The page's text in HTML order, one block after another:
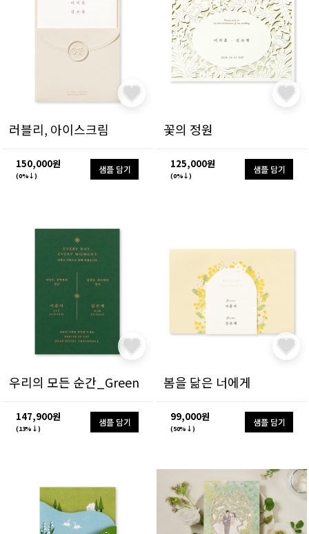
러블리, 아이스크림
150,000원
(0%↓)
샘플 담기
꽃의 정원
125,000원
(0%↓)
샘플 담기
우리의 모든 순간_Green
147,900원
(13%↓)
샘플 담기
봄을 닮은 너에게
99,000원
(50%↓)
샘플 담기